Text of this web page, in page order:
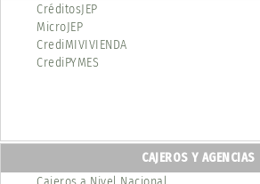
CréditosJEP
MicroJEP
CrediMIVIVIENDA
CrediPYMES
CAJEROS Y AGENCIAS